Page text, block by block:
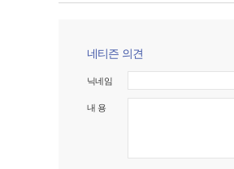
네티즌 의견
닉네임
내 용